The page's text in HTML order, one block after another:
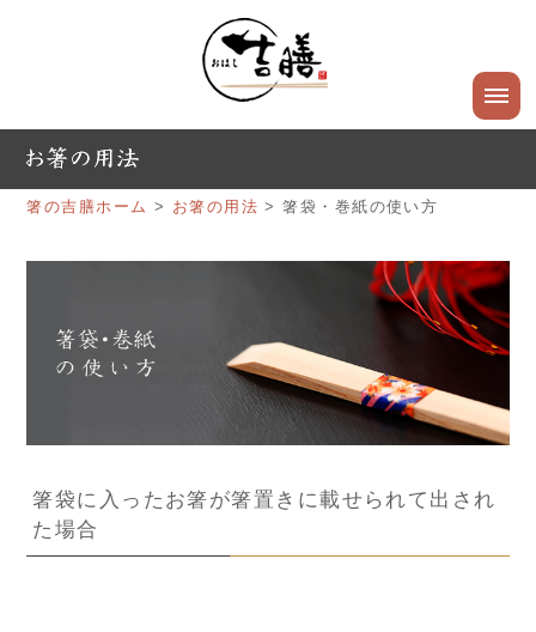
箸の吉膳ホーム > お箸の用法 > 箸袋・巻紙の使い方
箸袋に入ったお箸が箸置きに載せられて出され
た場合